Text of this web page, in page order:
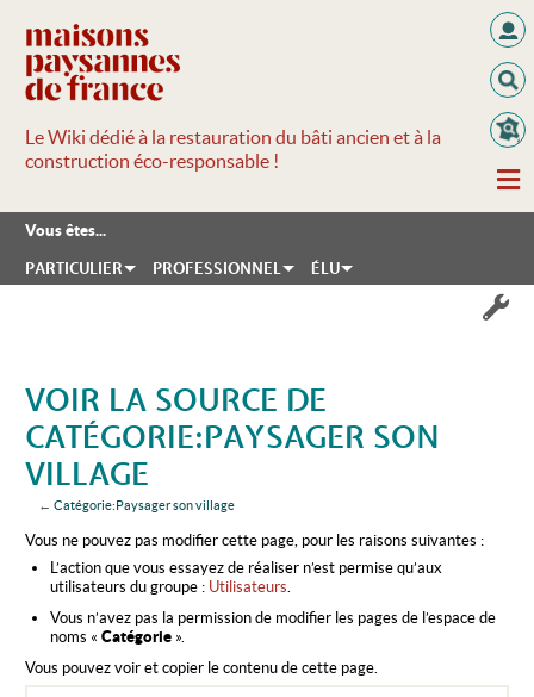
Le Wiki dédié à la restauration du bâti ancien et à la
construction éco-responsable !
Vous êtes...
PARTICULIER PROFESSIONNEL ÉLU
VOIR LA SOURCE DE
CATÉGORIE:PAYSAGER SON
VILLAGE
← Catégorie:Paysager son village
Vous ne pouvez pas modifier cette page, pour les raisons suivantes :
L’action que vous essayez de réaliser n’est permise qu’aux
utilisateurs du groupe : Utilisateurs
Vous n’avez pas la permission de modifier les pages de l’espace de
noms « Catégorie».
Vous pouvez voir et copier le contenu de cette page.